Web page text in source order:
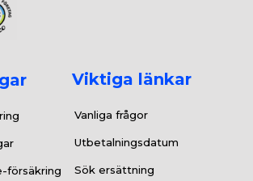
försäkring
Viktiga länkar
Vanliga frågor
Utbetalningsdatum
Sök ersättning